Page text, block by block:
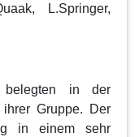
L.Springer,
in der
Gruppe. Der
in einem sehr